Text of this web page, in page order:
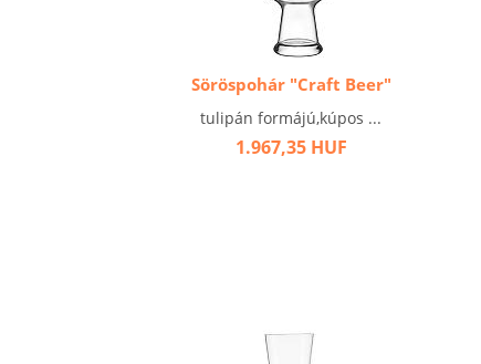
Söröspohár "Craft Beer"
tulipán formájú,kúpos ...
1.967,35 HUF